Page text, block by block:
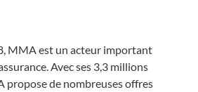
MMA est un acteur important
Avec ses 3,3 millions
propose de nombreuses offres